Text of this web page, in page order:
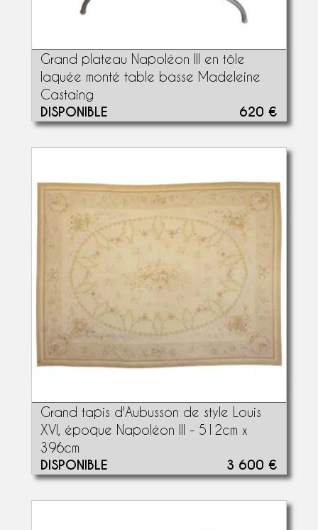
Grand plateau Napoléon III en tôle
laquée monté table basse Madeleine
Castaing
DISPONIBLE 620 €
Grand tapis d'Aubusson de style Louis
XVI, époque Napoléon III - 512cm x
396cm
DISPONIBLE 3 600 €